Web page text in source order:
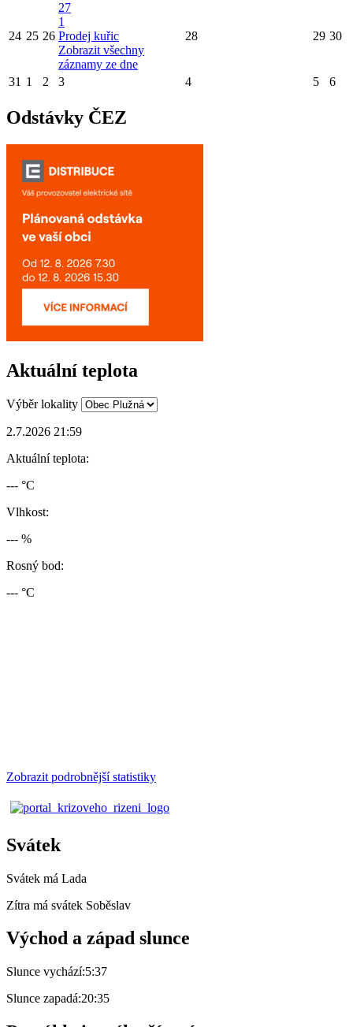
24 25 26
27
1
Prodej kuřic
Zobrazit všechny
záznamy ze dne
28 29 30
31 1 2 3 4 5 6
Odstávky ČEZ
Aktuální teplota
Výběr lokality
2.7.2026 21:59
Aktuální teplota:
--- °C
Vlhkost:
--- %
Rosný bod:
--- °C
Zobrazit podrobnější statistiky
Svátek
Svátek má Lada
Zítra má svátek Soběslav
Východ a západ slunce
Slunce vychází:5:37
Slunce zapadá:20:35